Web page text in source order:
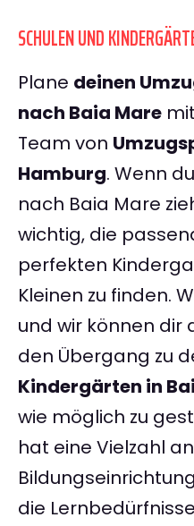
SCHULEN UND
Plane deinen
nach Baia Mare
Team von
Hamburg. Wenn
nach Baia Mare
wichtig, die
perfekten
Kleinen zu finden.
und wir können dir
den Übergang zu
Kindergärten in
wie möglich zu
hat eine Vielzahl an
die